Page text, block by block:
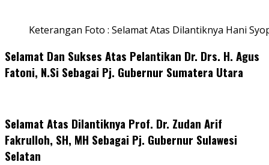
Keterangan Foto : Selamat Atas Dilantiknya Hani
Selamat Dan Sukses Atas Pelantikan Dr. Drs. H. Agus
Fatoni, N.Si Sebagai Pj. Gubernur Sumatera Utara
Selamat Atas Dilantiknya Prof. Dr. Zudan Arif
Fakrulloh, SH, MH Sebagai Pj. Gubernur Sulawesi
Selatan